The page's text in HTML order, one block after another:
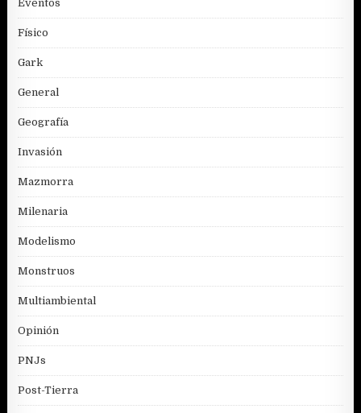
Eventos
Físico
Gark
General
Geografía
Invasión
Mazmorra
Milenaria
Modelismo
Monstruos
Multiambiental
Opinión
PNJs
Post-Tierra